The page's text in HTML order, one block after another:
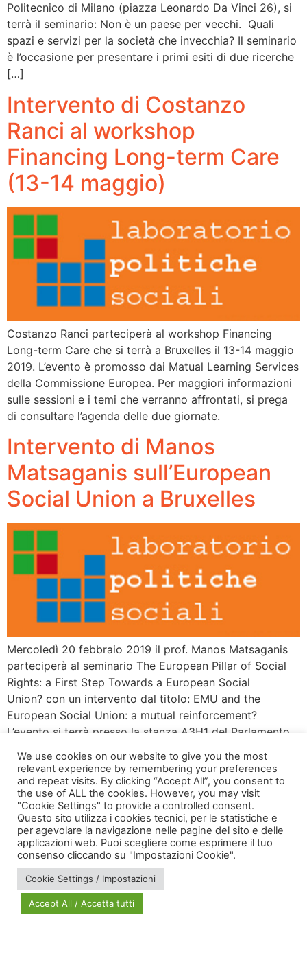
Politecnico di Milano (piazza Leonardo Da Vinci 26), si
terrà il seminario: Non è un paese per vecchi. Quali
spazi e servizi per la società che invecchia? Il seminario
è l’occasione per presentare i primi esiti di due ricerche
[…]
Intervento di Costanzo
Ranci al workshop
Financing Long-term Care
(13-14 maggio)
Costanzo Ranci parteciperà al workshop Financing
Long-term Care che si terrà a Bruxelles il 13-14 maggio
2019. L’evento è promosso dai Matual Learning Services
della Commissione Europea. Per maggiori informazioni
sulle sessioni e i temi che verranno affrontati, si prega
di consultare l’agenda delle due giornate.
Intervento di Manos
Matsaganis sull’European
Social Union a Bruxelles
Mercoledì 20 febbraio 2019 il prof. Manos Matsaganis
parteciperà al seminario The European Pillar of Social
Rights: a First Step Towards a European Social
Union? con un intervento dal titolo: EMU and the
European Social Union: a mutual reinforcement?
L’evento si terrà presso la stanza A3H1 del Parlamento
si […]
Successivo
We use cookies on our website to give you the most
relevant experience by remembering your preferences
and repeat visits. By clicking “Accept All”, you consent to
the use of ALL the cookies. However, you may visit
"Cookie Settings" to provide a controlled consent.
Questo sito utilizza i cookies tecnici, per le statistiche e
per agevolare la navigazione nelle pagine del sito e delle
applicazioni web. Puoi scegliere come esprimere il tuo
consenso cliccando su "Impostazioni Cookie".
Cookie Settings / Impostazioni
Accept All / Accetta tutti